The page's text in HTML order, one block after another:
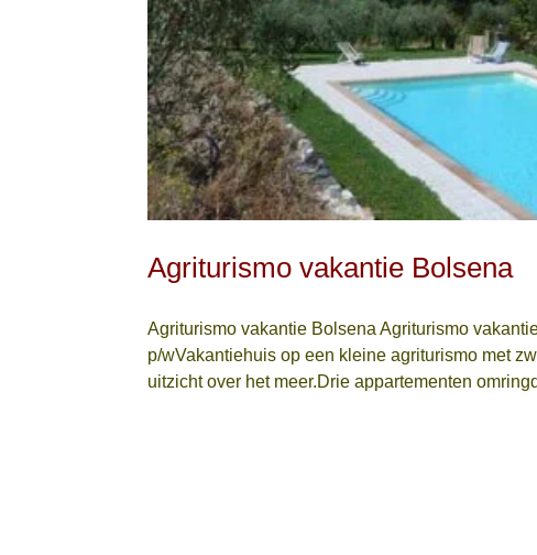
Agriturismo vakantie Bolsena
Agriturismo vakantie Bolsena Agriturismo
p/wVakantiehuis op een kleine agriturismo met
uitzicht over het meer.Drie appartementen